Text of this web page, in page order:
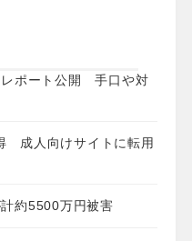
レポート公開 手口や対
成人向けサイトに転用
約5500万円被害